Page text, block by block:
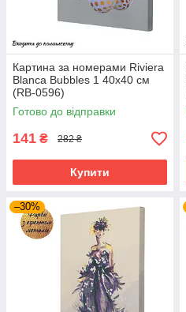
Картина за номерами Riviera
Blanca Bubbles 1 40x40 см
(RB-0596)
Готово до відправки
141 ₴ 282 ₴
Купити
–30%